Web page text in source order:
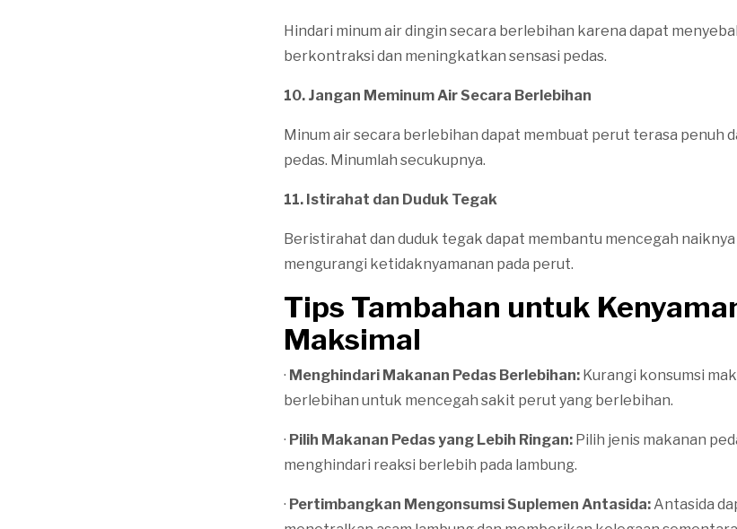
Hindari minum air dingin secara berlebihan karena dapat
berkontraksi dan meningkatkan sensasi pedas.
10. Jangan Meminum Air Secara Berlebihan
Minum air secara berlebihan dapat membuat perut terasa penuh
pedas. Minumlah secukupnya.
11. Istirahat dan Duduk Tegak
Beristirahat dan duduk tegak dapat membantu mencegah naiknya
mengurangi ketidaknyamanan pada perut.
Tips Tambahan untuk
Maksimal
· Menghindari Makanan Pedas Berlebihan: Kurangi konsumsi
berlebihan untuk mencegah sakit perut yang berlebihan.
· Pilih Makanan Pedas yang Lebih Ringan: Pilih jenis makanan
menghindari reaksi berlebih pada lambung.
· Pertimbangkan Mengonsumsi Suplemen Antasida:Antasida